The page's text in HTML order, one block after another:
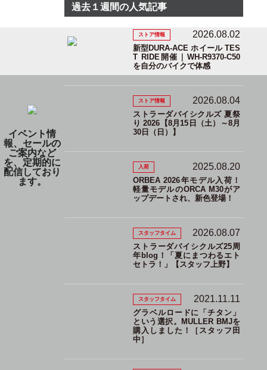
過去１週間の人気記事
ストア情報 2026.08.02
新型DURA-ACE ホイール TES
T RIDE開催｜WH-R9370-C50
を自分のバイクで体感
ストア情報 2026.08.04
ストラーダバイシクルズ 夏祭
り 2026【8月15日（土）～8月
30日（日）】
入荷 2025.08.20
ORBEA 2026年モデル入荷！
軽量モデルのORCA M30がア
ップデートされ、新色登場！
スタッフタイム 2026.08.07
ストラーダバイシクルズ25周
年blog！「夏にまつわるエト
セトラ！」【スタッフ上野】
スタッフタイム 2021.11.11
グラベルロードに「チタン」
という選択。MULLER BMJを
購入しました！［スタッフ田
中］
イベント情
報、セールの
ご案内など
を、定期的に
配信しており
ます。